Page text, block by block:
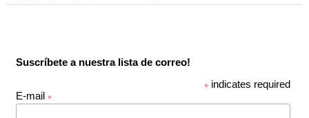
Suscríbete a nuestra lista de correo!
* indicates required
E-mail *